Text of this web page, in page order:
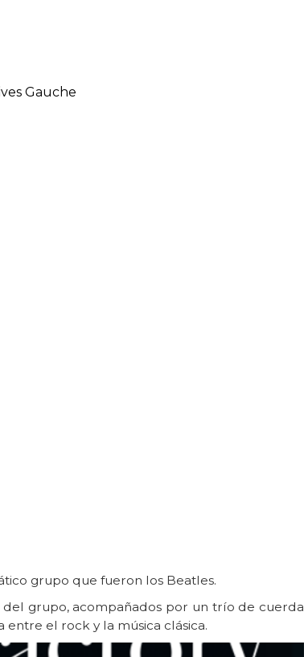
Gauche
grupo que fueron los Beatles.
grupo, acompañados por un trío de cuerda
el rock y la música clásica.